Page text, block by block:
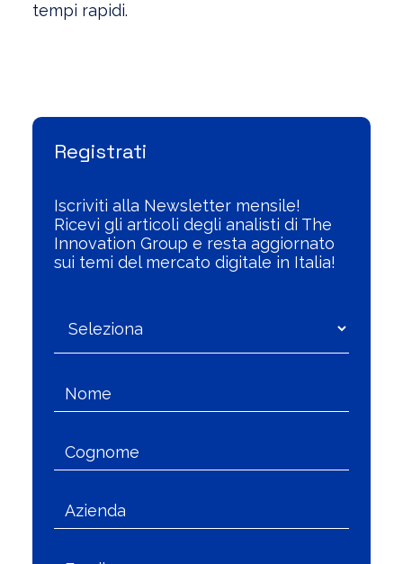
tempi rapidi.
Registrati
Iscriviti alla Newsletter mensile!
Ricevi gli articoli degli analisti di The
Innovation Group e resta aggiornato
sui temi del mercato digitale in Italia!